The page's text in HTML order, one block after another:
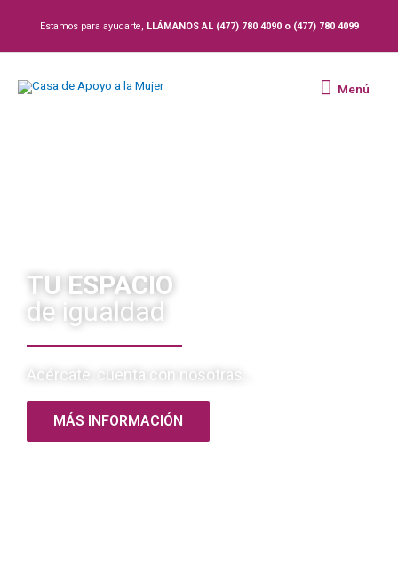
Estamos para ayudarte, LLÁMANOS AL (477) 780 4090 o (477) 780 4099
Menú
Menú
TU ESPACIO
de igualdad
Acércate, cuenta con nosotras...
MÁS INFORMACIÓN